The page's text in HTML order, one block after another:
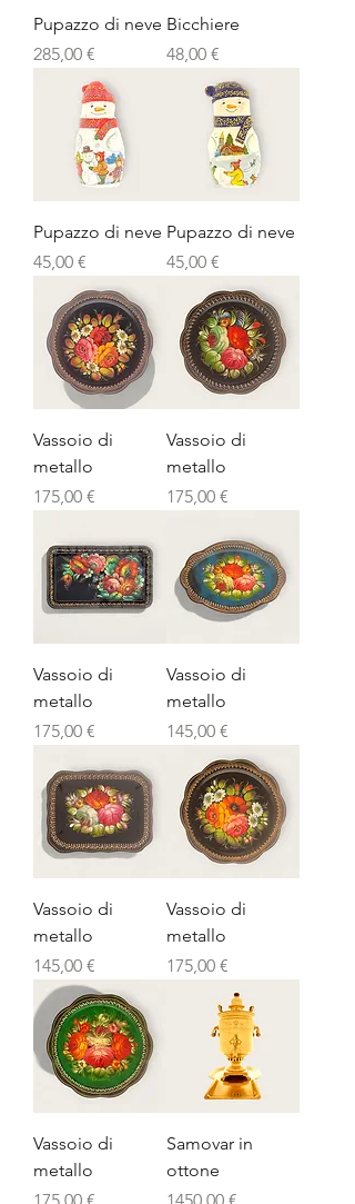
Pupazzo di neve
Prezzo
285,00 €
Bicchiere
Prezzo
48,00 €
Pupazzo di neve
Prezzo
45,00 €
Pupazzo di neve
Prezzo
45,00 €
Vassoio di
metallo
Prezzo
175,00 €
Vassoio di
metallo
Prezzo
175,00 €
Vassoio di
metallo
Prezzo
175,00 €
Vassoio di
metallo
Prezzo
145,00 €
Vassoio di
metallo
Prezzo
145,00 €
Vassoio di
metallo
Prezzo
175,00 €
Vassoio di
metallo
Prezzo
Samovar in
ottone
Prezzo